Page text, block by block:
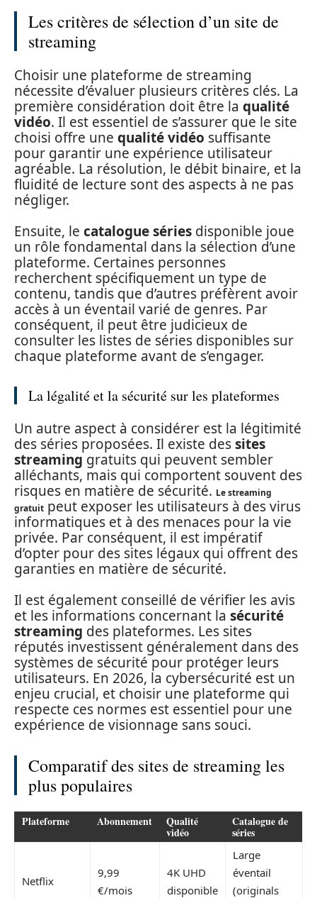
Les critères de sélection d’un site de
streaming
Choisir une plateforme de streaming
nécessite d’évaluer plusieurs critères clés. La
première considération doit être la qualité
vidéo. Il est essentiel de s’assurer que le site
choisi offre une qualité vidéo suffisante
pour garantir une expérience utilisateur
agréable. La résolution, le débit binaire, et la
fluidité de lecture sont des aspects à ne pas
négliger.
Ensuite, le catalogue séries disponible joue
un rôle fondamental dans la sélection d’une
plateforme. Certaines personnes
recherchent spécifiquement un type de
contenu, tandis que d’autres préfèrent avoir
accès à un éventail varié de genres. Par
conséquent, il peut être judicieux de
consulter les listes de séries disponibles sur
chaque plateforme avant de s’engager.
La légalité et la sécurité sur les plateformes
Un autre aspect à considérer est la légitimité
des séries proposées. Il existe dessites
streaming gratuits qui peuvent sembler
alléchants, mais qui comportent souvent des
risques en matière de sécurité. Le streaming
gratuit peut exposer les utilisateurs à des virus
informatiques et à des menaces pour la vie
privée. Par conséquent, il est impératif
d’opter pour des sites légaux qui offrent des
garanties en matière de sécurité.
Il est également conseillé de vérifier les avis
et les informations concernant la sécurité
streaming des plateformes. Les sites
réputés investissent généralement dans des
systèmes de sécurité pour protéger leurs
utilisateurs. En 2026, la cybersécurité est un
enjeu crucial, et choisir une plateforme qui
respecte ces normes est essentiel pour une
expérience de visionnage sans souci.
Comparatif des sites de streaming les
plus populaires
Plateforme Abonnement Qualité
vidéo
Catalogue de
séries
Netflix
9,99
€/mois
4K UHD
disponible
Large
éventail
(originals